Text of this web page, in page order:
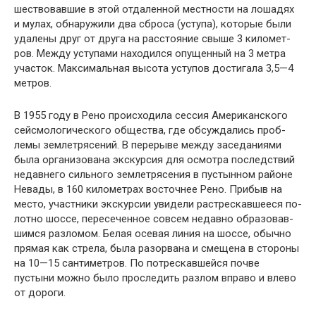
шествовавшие в этой отдаленной местности на лошадях
и мулах, обнаружили два сброса (уступа), которые были
удалены друг от друга на расстояние свыше 3 километ­
ров. Между уступами находился опущенный на 3 метра
участок. Максимальная высота уступов достигала 3,5—4
метров.
В 1955 году в Рено происходила сессия Американско­го
сейсмологического общества, где обсуждались проб­
лемы землетрясений. В перерыве между заседаниями
была организована экскурсия для осмотра последствий
недавнего сильного землетрясения в пустынном районе
Невады, в 160 километрах восточнее Рено. Прибыв на
место, участники экскурсии увидели растрескавшееся по­
лотно шоссе, пересеченное совсем недавно образовав­
шимся разломом. Белая осевая линия на шоссе, обычно
прямая как стрела, была разорвана и смещена в стороны
на 10—15 сантиметров. По потрескавшейся почве
пустыни можно было проследить разлом вправо и влево
от до­роги.